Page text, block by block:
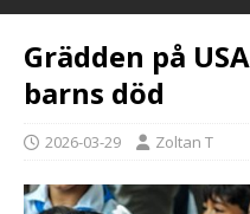
Grädden på
barns död
2026-03-29 Zoltan T